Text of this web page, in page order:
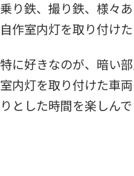
乗り鉄、撮り鉄、様々
自作室内灯を取り付け
特に好きなのが、暗い
室内灯を取り付けた車
りとした時間を楽しんで